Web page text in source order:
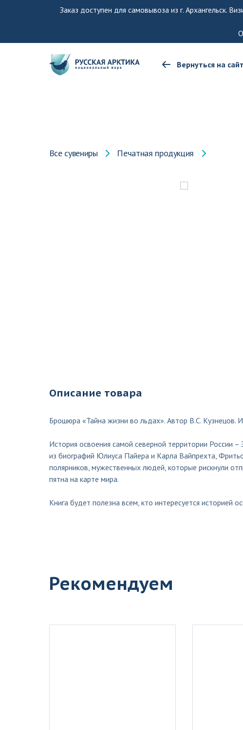
Заказ доступен для самовывоза из г. Архангельск.
Вернуться на сайт
Все сувениры Печатная продукция
Описание товара
Брошюра «Тайна жизни во льдах». Автор В.С. Кузнецов.
История освоения самой северной территории
из биографий Юлиуса Пайера и Карла Вайпрехта,
полярников, мужественных людей, которые рискнули
пятна на карте мира.
Книга будет полезна всем, кто интересуется историей
Рекомендуем